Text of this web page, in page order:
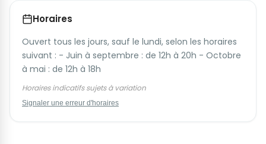
Horaires
Ouvert tous les jours, sauf le lundi, selon les horaires
suivant : - Juin à septembre : de 12h à 20h - Octobre
à mai : de 12h à 18h
Horaires indicatifs sujets à variation
Signaler une erreur d'horaires